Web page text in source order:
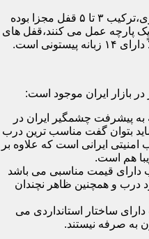
قفل مولتی پوینت:یا همان قفل مرکزی،ترکیب ۳ تا ۵ قفل مجزا بوده
پارچه عمل می کنند،قفل های
است.
بازار ایران موجود است:
پیشرفت چشمگیر ایران در
بتوان گفت مناسب ترین درب
ایرانی است که علاوه بر
هم است.
قیمت مناسبی می باشد
درب و همچنین ظاهر نچندان
ساختار استانداردی می
به صرفه نیستند.